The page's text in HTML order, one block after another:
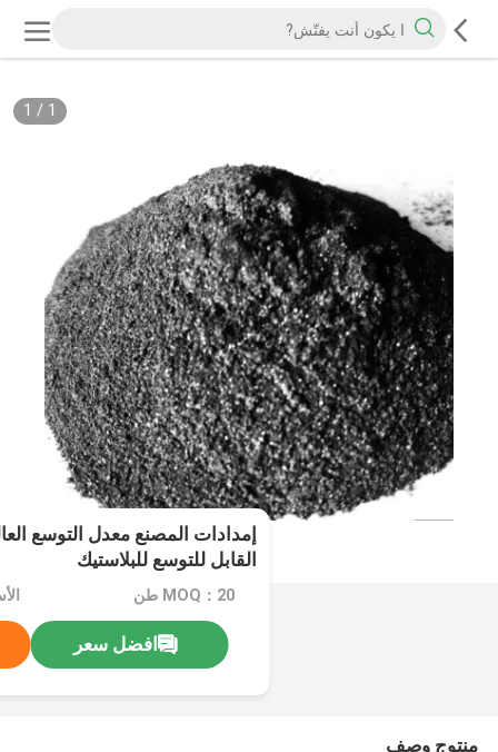
1
/
1
إمدادات المصنع معدل التوسع
القابل للتوسع للبلاستيك
MOQ：20 طن
افضل سعر
منتوج وصف